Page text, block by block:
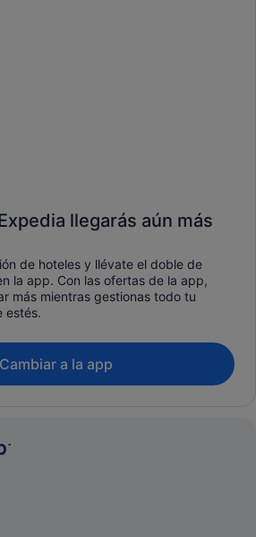
llegarás aún más
de hoteles y llévate el doble de
la app. Con las ofertas de la app,
más mientras gestionas todo tu
estés.
Cambiar a la app